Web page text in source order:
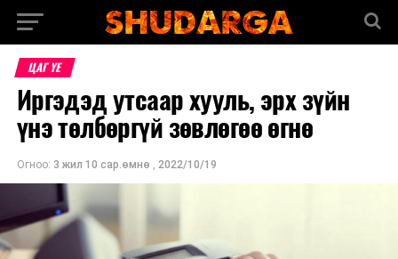
ЦАГ ҮЕ
Иргэдэд утсаар хууль, эрх зүйн
үнэ төлбөргүй зөвлөгөө өгнө
Огноо: 3 жил 10 сар.өмнө , 2022/10/19